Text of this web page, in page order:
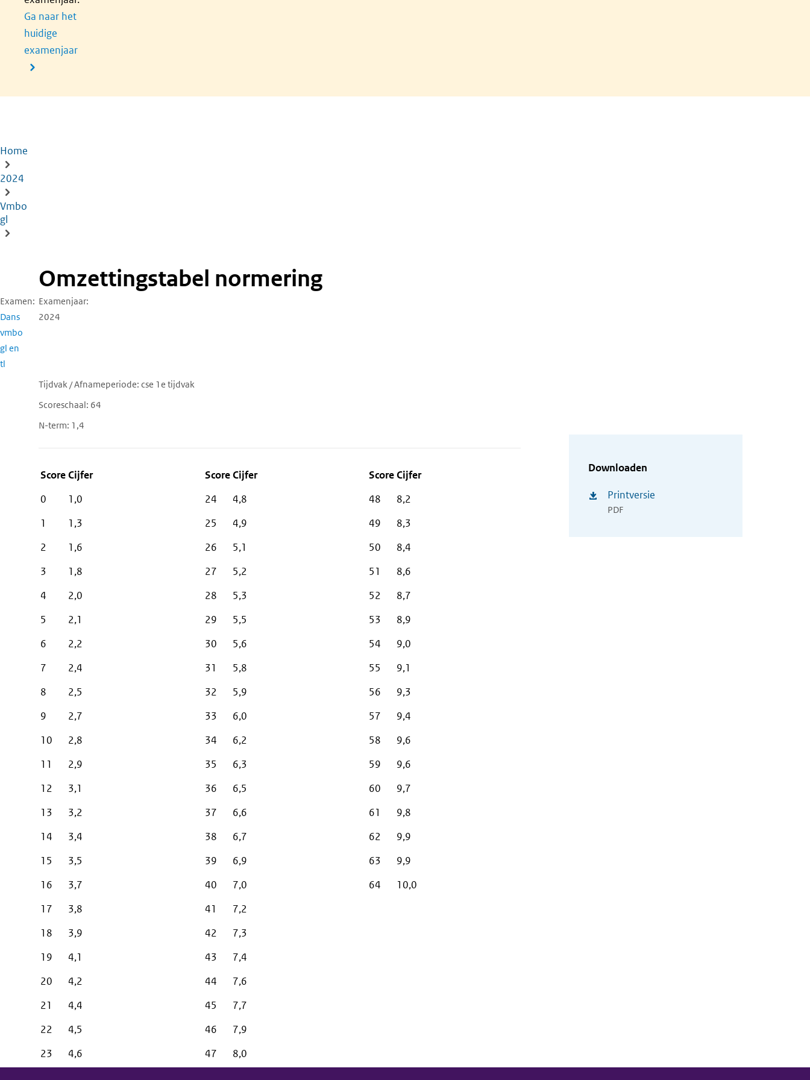
Ga naar het
huidige
examenjaar
Kruimelpad
Home
2024
Vmbo
gl
Omzettingstabel normering
Examen
Dans
vmbo
gl en
tl
Examenjaar
2024
Downloaden
Printversie
PDF
Tijdvak / Afnameperiode cse 1e tijdvak
Scoreschaal 64
N-term 1,4
ScoreCijfer
0
1,0
1
1,3
2
1,6
3
1,8
4
2,0
5
2,1
6
2,2
7
2,4
8
2,5
9
2,7
10
2,8
11
2,9
12
3,1
13
3,2
14
3,4
15
3,5
16
3,7
17
3,8
18
3,9
19
4,1
20
4,2
21
4,4
22
4,5
23
4,6
24
4,8
25
4,9
26
5,1
27
5,2
28
5,3
29
5,5
30
5,6
31
5,8
32
5,9
33
6,0
34
6,2
35
6,3
36
6,5
37
6,6
38
6,7
39
6,9
40
7,0
41
7,2
42
7,3
43
7,4
44
7,6
45
7,7
46
7,9
47
8,0
48
8,2
49
8,3
50
8,4
51
8,6
52
8,7
53
8,9
54
9,0
55
9,1
56
9,3
57
9,4
58
9,6
59
9,6
60
9,7
61
9,8
62
9,9
63
9,9
64
10,0